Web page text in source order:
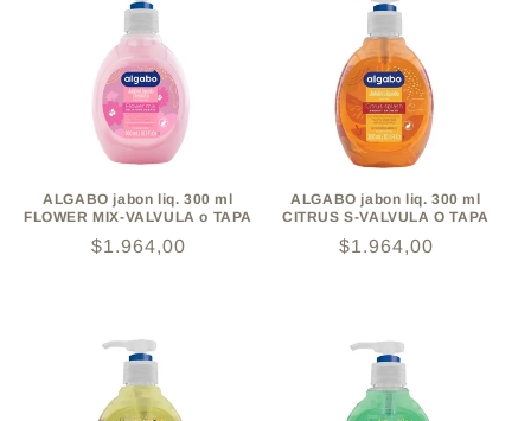
ALGABO jabon liq. 300 ml
FLOWER MIX-VALVULA o TAPA
Precio
$1.964,00
ALGABO jabon liq. 300 ml
CITRUS S-VALVULA O TAPA
Precio
$1.964,00